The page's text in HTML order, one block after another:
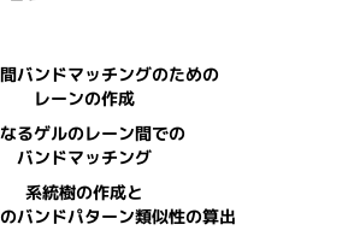
バンドマッチングのための
レーンの作成
るゲルのレーン間での
バンドマッチング
系統樹の作成と
バンドパターン類似性の算出